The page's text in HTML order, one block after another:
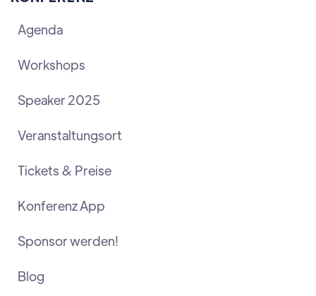
Agenda
Workshops
Speaker 2025
Veranstaltungsort
Tickets & Preise
Konferenz App
Sponsor werden!
Blog